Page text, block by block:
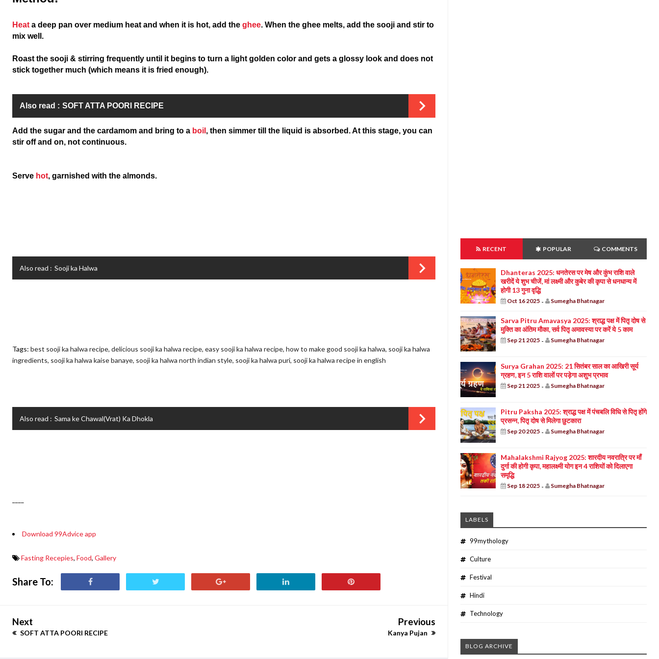
Heat a deep pan over medium heat and when it is hot, add the ghee. When the ghee melts, add the sooji and stir to
mix well.
Roast the sooji & stirring frequently until it begins to turn a light golden color and gets a glossy look and does not
stick together much (which means it is fried enough).
Also read : SOFT ATTA POORI RECIPE
Add the sugar and the cardamom and bring to a boil , then simmer till the liquid is absorbed. At this stage, you can
stir off and on, not continuous.
Serve hot, garnished with the almonds.
Also read : Sooji ka Halwa
Tags: best sooji ka halwa recipe, delicious sooji ka halwa recipe, easy sooji ka halwa recipe, how to make good sooji ka halwa, sooji ka halwa
ingredients, sooji ka halwa kaise banaye, sooji ka halwa north indian style, sooji ka halwa puri, sooji ka halwa recipe in english
Also read : Sama ke Chawal(Vrat) Ka Dhokla
Download 99Advice app
Fasting Recepies, Food, Gallery
Share To:
Next
SOFT ATTA POORI RECIPE
Previous
Kanya Pujan
RECENT POPULAR COMMENTS
Dhanteras 2025: धनतेरस पर मेष और कुंभ राशि वाले
खरीदें ये शुभ चीजें, मां लक्ष्मी और कुबेर की कृपा से धनधान्य में
होगी 13 गुना वृद्धि
Oct 16 2025- Sumegha Bhatnagar
Sarva Pitru Amavasya 2025: श्राद्ध पक्ष में पितृ दोष से
मुक्ति का अंतिम मौका, सर्व पितृ अमावस्या पर करें ये 5 काम
Sep 21 2025- Sumegha Bhatnagar
Surya Grahan 2025: 21 सितंबर साल का आखिरी सूर्य
ग्रहण, इन 5 राशि वालों पर पड़ेगा अशुभ प्रभाव
Sep 21 2025- Sumegha Bhatnagar
Pitru Paksha 2025: श्राद्ध पक्ष में पंचबलि विधि से पितृ होंगे
प्रसन्न, पितृ दोष से मिलेगा छुटकारा
Sep 20 2025- Sumegha Bhatnagar
Mahalakshmi Rajyog 2025: शारदीय नवरात्रि पर माँ
दुर्गा की होगी कृपा, महालक्ष्मी योग इन 4 राशियों को दिलाएगा
समृद्धि
Sep 18 2025- Sumegha Bhatnagar
LABELS
99mythology
Culture
Festival
Hindi
Technology
BLOG ARCHIVE